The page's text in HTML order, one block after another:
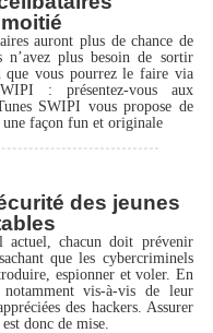
auront plus de chance de
n’avez plus besoin de sortir
que vous pourrez le faire via
: présentez-vous aux
SWIPI vous propose de
une façon fun et originale
des jeunes
actuel, chacun doit prévenir
que les cybercriminels
espionner et voler. En
vis-à-vis de leur
des hackers. Assurer
donc de mise.